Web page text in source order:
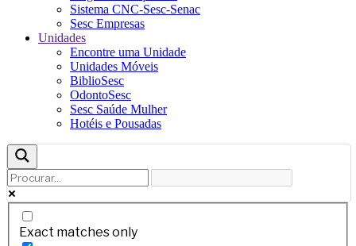
Sistema CNC-Sesc-Senac
Sesc Empresas
Unidades
Encontre uma Unidade
Unidades Móveis
BiblioSesc
OdontoSesc
Sesc Saúde Mulher
Hotéis e Pousadas
Exact matches only